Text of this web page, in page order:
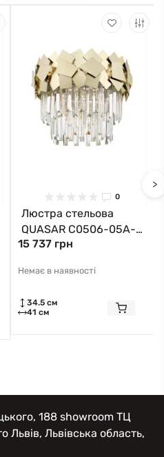
0
Люстра стельова
QUASAR C0506-05A-
B5E3 Zuma Line
15 737 грн
Немає в наявності
34.5 см
41 см
>
188 showroom ТЦ
Львів, Львівська область,